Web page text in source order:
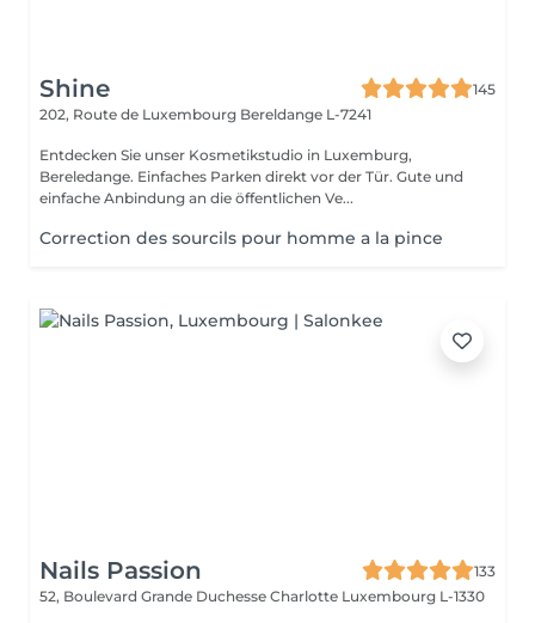
Shine
145
202, Route de Luxembourg Bereldange L-7241
Entdecken Sie unser Kosmetikstudio in Luxemburg,
Bereledange. Einfaches Parken direkt vor der Tür. Gute und
einfache Anbindung an die öffentlichen Ve...
Correction des sourcils pour homme a la pince
Nails Passion
133
52, Boulevard Grande Duchesse Charlotte Luxembourg L-1330